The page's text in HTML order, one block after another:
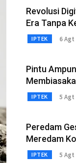
Revolusi
Era Tanpa
IPTEK 6 Agt
Pintu
IPTEK 5 Agt
Peredam
Meredam
IPTEK 5 Agt